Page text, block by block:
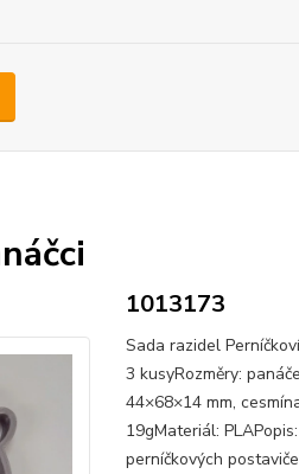
1013173
Sada razidel
3 kusyRozměry:
44×68×14 mm,
19gMateriál:
perníčkových